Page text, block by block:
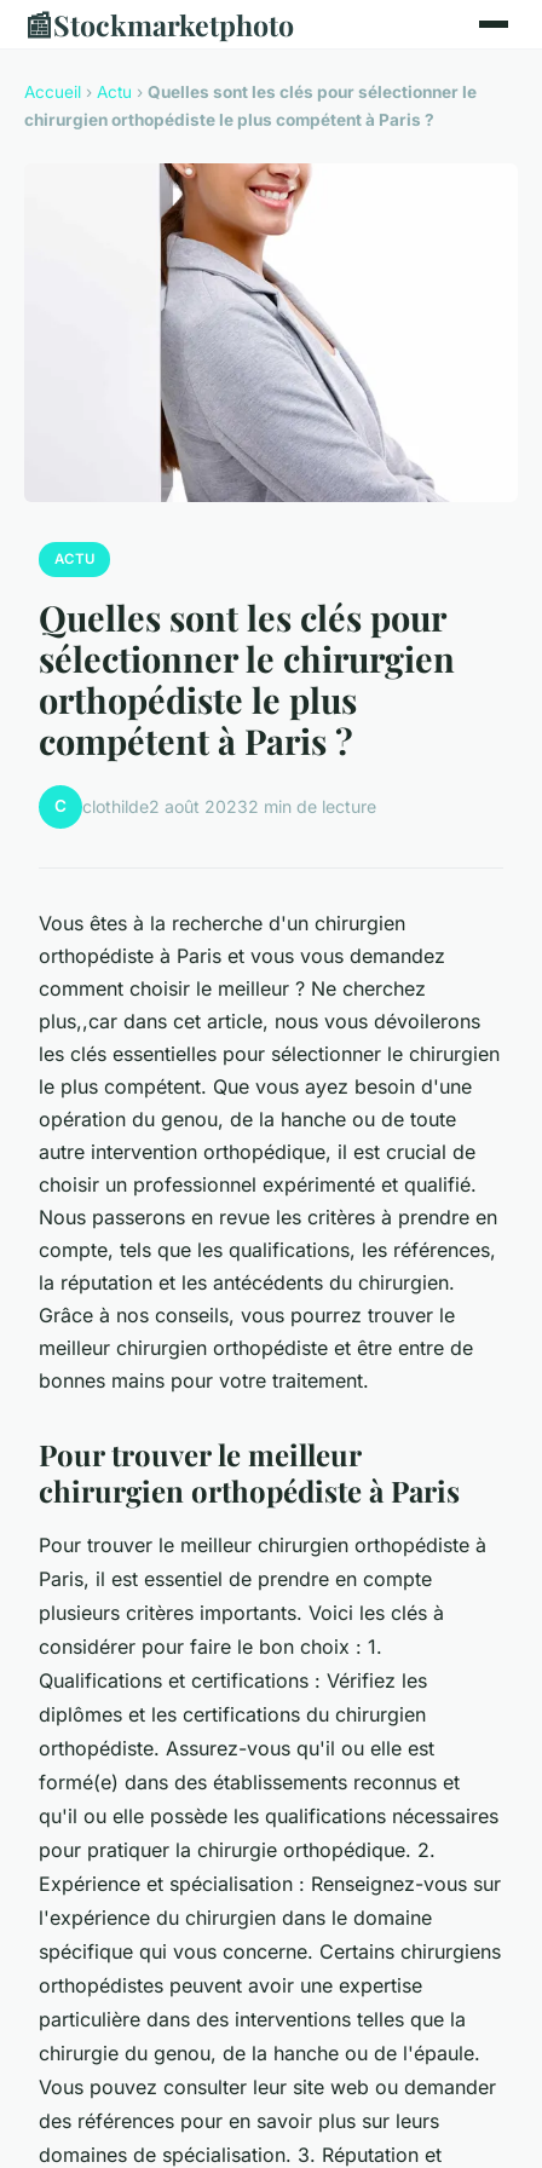
📰Stockmarketphoto
Accueil › Actu › Quelles sont les clés pour sélectionner le
chirurgien orthopédiste le plus compétent à Paris ?
ACTU
Quelles sont les clés pour
sélectionner le chirurgien
orthopédiste le plus
compétent à Paris ?
C clothilde2 août 20232 min de lecture
Vous êtes à la recherche d'un chirurgien
orthopédiste à Paris et vous vous demandez
comment choisir le meilleur ? Ne cherchez
plus,,car dans cet article, nous vous dévoilerons
les clés essentielles pour sélectionner le chirurgien
le plus compétent. Que vous ayez besoin d'une
opération du genou, de la hanche ou de toute
autre intervention orthopédique, il est crucial de
choisir un professionnel expérimenté et qualifié.
Nous passerons en revue les critères à prendre en
compte, tels que les qualifications, les références,
la réputation et les antécédents du chirurgien.
Grâce à nos conseils, vous pourrez trouver le
meilleur chirurgien orthopédiste et être entre de
bonnes mains pour votre traitement.
Pour trouver le meilleur
chirurgien orthopédiste à Paris
Pour trouver le meilleur chirurgien orthopédiste à
Paris, il est essentiel de prendre en compte
plusieurs critères importants. Voici les clés à
considérer pour faire le bon choix : 1.
Qualifications et certifications : Vérifiez les
diplômes et les certifications du chirurgien
orthopédiste. Assurez-vous qu'il ou elle est
formé(e) dans des établissements reconnus et
qu'il ou elle possède les qualifications nécessaires
pour pratiquer la chirurgie orthopédique. 2.
Expérience et spécialisation : Renseignez-vous sur
l'expérience du chirurgien dans le domaine
spécifique qui vous concerne. Certains chirurgiens
orthopédistes peuvent avoir une expertise
particulière dans des interventions telles que la
chirurgie du genou, de la hanche ou de l'épaule.
Vous pouvez consulter leur site web ou demander
des références pour en savoir plus sur leurs
domaines de spécialisation. 3. Réputation et